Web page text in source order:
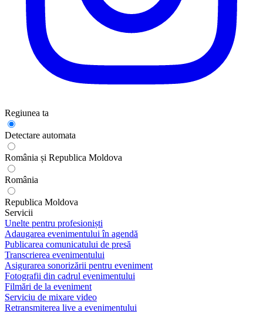
Regiunea ta
Detectare automata
România și Republica Moldova
România
Republica Moldova
Servicii
Unelte pentru profesioniști
Adaugarea evenimentului în agendă
Publicarea comunicatului de presă
Transcrierea evenimentului
Asigurarea sonorizării pentru eveniment
Fotografii din cadrul evenimentului
Filmări de la eveniment
Serviciu de mixare video
Retransmiterea live a evenimentului